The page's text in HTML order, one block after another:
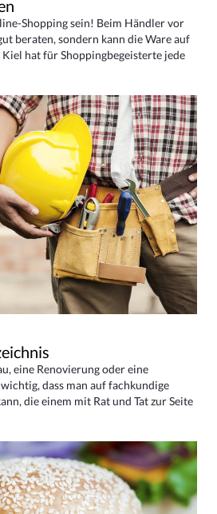
Shopping sein! Beim Händler vor
beraten, sondern kann die Ware auf
hat für Shoppingbegeisterte jede
eine Renovierung oder eine
dass man auf fachkundige
die einem mit Rat und Tat zur Seite